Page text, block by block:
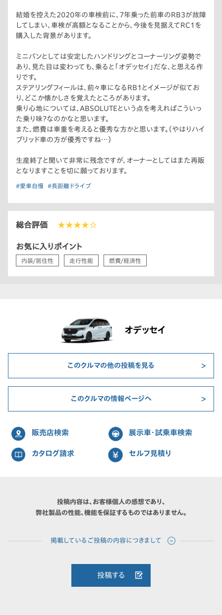
結婚を控えた2020年の車検前に、7年乗った前車のRB3が故障
してしまい、車検が高額となることから、今後を見据えてRC1を
購入した背景があります。
ミニバンとしては安定したハンドリングとコーナーリング姿勢で
あり、見た目は変わっても、乗ると「オデッセイ」だな、と思える作
りです。
ステアリングフィールは、前々車になるRB1とイメージが似てお
り、どこか懐かしさを覚えたところがあります。
乗り心地については、ABSOLUTEという点を考えればこういっ
た乗り味？なのかなと思います。
また、燃費は車重を考えると優秀な方かと思います。（やはりハイ
ブリッド車の方が優秀ですね…）
生産終了と聞いて非常に残念ですが、オーナーとしてはまた再販
となりますことを切に願っております。
#愛車自慢 #長距離ドライブ
総合評価 ★★★★☆
お気に入りポイント
内装/居住性 走行性能 燃費/経済性
オデッセイ
このクルマの他の投稿を見る
このクルマの情報ページへ
販売店検索 展示車・試乗車検索
カタログ請求 セルフ見積り
投稿内容は、お客様個人の感想であり、
弊社製品の性能、機能を保証するものではありません。
投稿する